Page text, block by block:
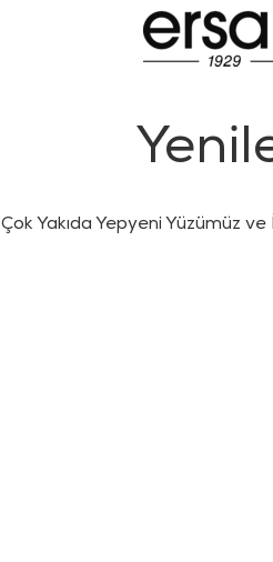
Çok Yakıda Yepyeni Yüzümüz